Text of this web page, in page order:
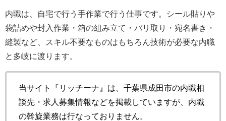
内職は、自宅で行う手作業で行う仕事です。シール貼りや
袋詰めや封入作業・箱の組み立て・バリ取り・宛名書き・
縫製など、スキル不要なものはもちろん技術が必要な内職
と多岐に渡ります。
当サイト『リッチーナ』は、千葉県成田市の内職相
談先・求人募集情報などを掲載していますが、内職
の斡旋業務は行なっておりません。